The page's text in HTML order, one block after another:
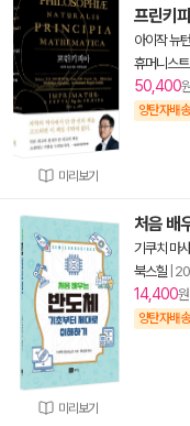
미리보기
프린키
아이작 뉴턴
휴머니스트|
50,400
양탄자배송
미리보기
처음 배
기쿠치 마
북스힐
14,400
양탄자배송